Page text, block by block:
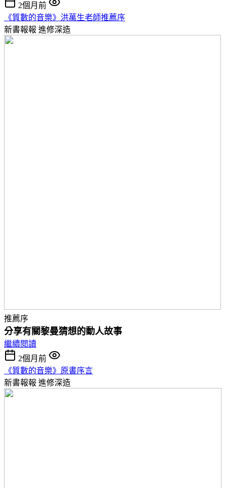
2個月前
《質數的音樂》洪萬生老師推薦序
新書報報 進修深造
推薦序
分享有關黎曼猜想的動人故事
繼續閱讀
2個月前
《質數的音樂》原書序言
新書報報 進修深造